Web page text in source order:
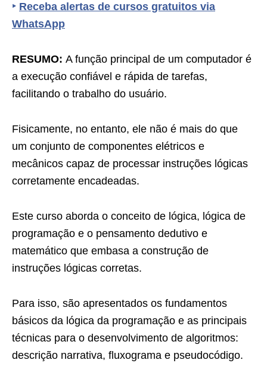
‣ Receba alertas de cursos gratuitos via
WhatsApp
RESUMO: A função principal de um computador é
a execução confiável e rápida de tarefas,
facilitando o trabalho do usuário.
Fisicamente, no entanto, ele não é mais do que
um conjunto de componentes elétricos e
mecânicos capaz de processar instruções lógicas
corretamente encadeadas.
Este curso aborda o conceito de lógica, lógica de
programação e o pensamento dedutivo e
matemático que embasa a construção de
instruções lógicas corretas.
Para isso, são apresentados os fundamentos
básicos da lógica da programação e as principais
técnicas para o desenvolvimento de algoritmos:
descrição narrativa, fluxograma e pseudocódigo.